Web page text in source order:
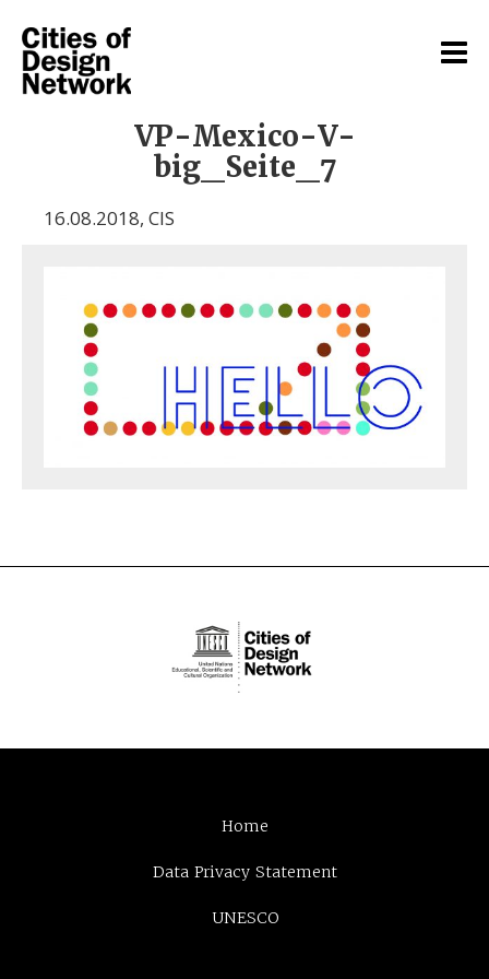
VP-Mexico-V-
big_Seite_7
16.08.2018, CIS
Home
Data Privacy Statement
UNESCO